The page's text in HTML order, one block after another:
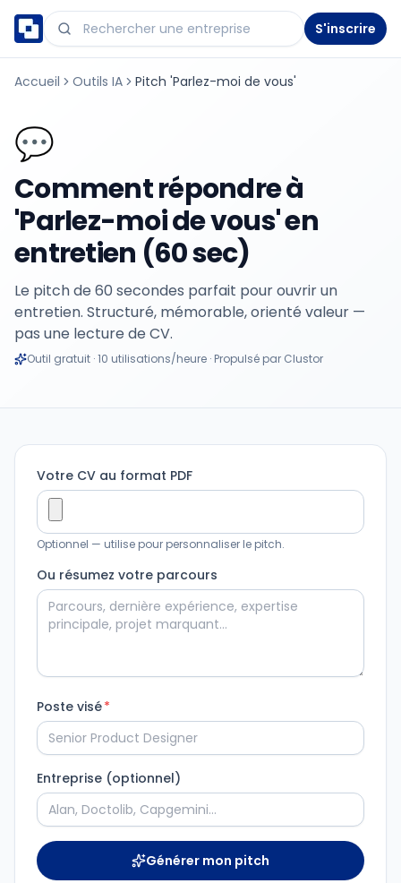
S'inscrire
Accueil Outils IA Pitch 'Parlez-moi de vous'
💬
Comment répondre à
'Parlez-moi de vous' en
entretien (60 sec)
Le pitch de 60 secondes parfait pour ouvrir un
entretien. Structuré, mémorable, orienté valeur —
pas une lecture de CV.
Outil gratuit · 10 utilisations/heure · Propulsé par Clustor
Votre CV au format PDF
Optionnel — utilise pour personnaliser le pitch.
Ou résumez votre parcours
Poste visé*
Entreprise (optionnel)
Générer mon pitch